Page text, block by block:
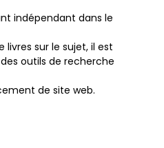
indépendant dans le
livres sur le sujet, il est
outils de recherche
de site web.